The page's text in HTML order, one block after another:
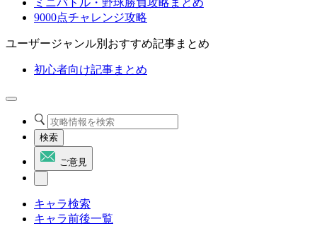
ミニバトル・野球勝負攻略まとめ
9000点チャレンジ攻略
ユーザージャンル別おすすめ記事まとめ
初心者向け記事まとめ
検索
ご意見
キャラ検索
キャラ前後一覧